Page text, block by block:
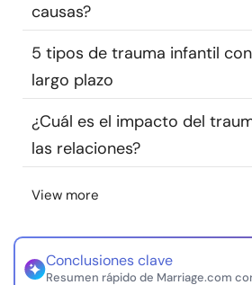
Idioma
Sobre nosotros
nosotros
© Copyright 2026. Todos los
causas?
5 tipos de trauma infantil
largo plazo
¿Cuál es el impacto del
las relaciones?
View more
Conclusiones clave
Resumen rápido de Marriage.com